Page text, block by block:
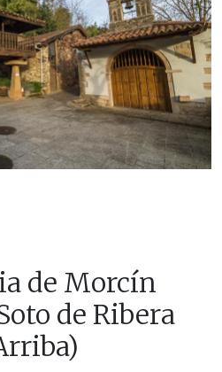
de Morcín
de Ribera